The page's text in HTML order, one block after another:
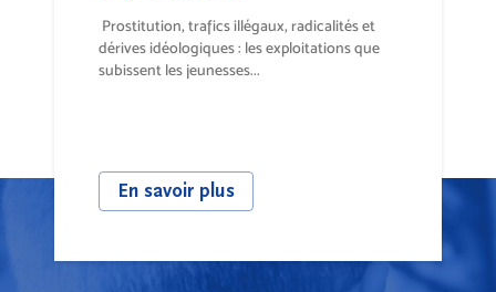
Prostitution, trafics illégaux, radicalités et
dérives idéologiques : les exploitations que
subissent les jeunesses...
En savoir plus